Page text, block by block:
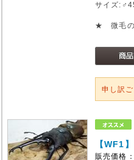
サイズ
★ 微毛の
申し訳
【WF1
販売価格